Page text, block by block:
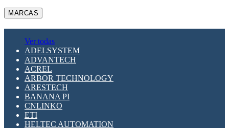
MARCAS
Ver todas
ADELSYSTEM
ADVANTECH
ACREL
ARBOR TECHNOLOGY
ARESTECH
BANANA PI
CNLINKO
ETI
HELTEC AUTOMATION